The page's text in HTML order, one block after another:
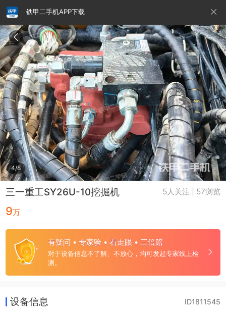
铁甲二手机APP下载
4/8
三一重工SY26U-10挖掘机 5人关注 | 57浏览
9万
有疑问 • 专家验 • 看走眼 • 三倍赔
对于设备信息不了解、不放心，均可发起专家线上检
测。
请输入手机号
提
交
即
表
示
您
同
意
《隐
私
政
策》
设备信息 ID1811545
铁甲龙总部 4000099032 认证经纪人